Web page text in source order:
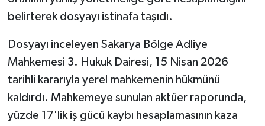
belirterek dosyayı istinafa taşıdı.
Dosyayı inceleyen Sakarya Bölge Adliye
Mahkemesi 3. Hukuk Dairesi, 15 Nisan 2026
tarihli kararıyla yerel mahkemenin hükmünü
kaldırdı. Mahkemeye sunulan aktüer raporunda,
yüzde 17'lik iş gücü kaybı hesaplamasının kaza